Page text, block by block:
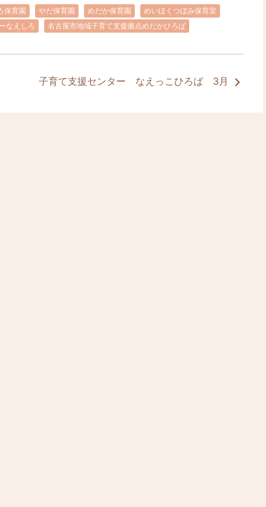
保育園 やだ保育園 めだか保育園
めいほくつぼみ保育室
なえしろ
名古屋市地域子育て支援拠点めだかひろば
子育て支援センター なえっこひろば 3月